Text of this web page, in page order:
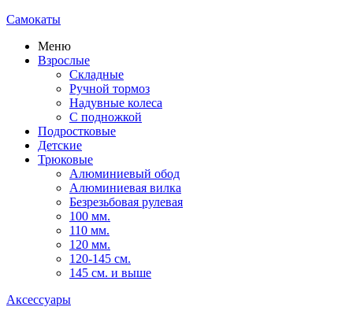
Самокаты
Меню
Взрослые
Складные
Ручной тормоз
Надувные колеса
С подножкой
Подростковые
Детские
Трюковые
Алюминиевый обод
Алюминиевая вилка
Безрезьбовая рулевая
100 мм.
110 мм.
120 мм.
120-145 см.
145 см. и выше
Аксессуары